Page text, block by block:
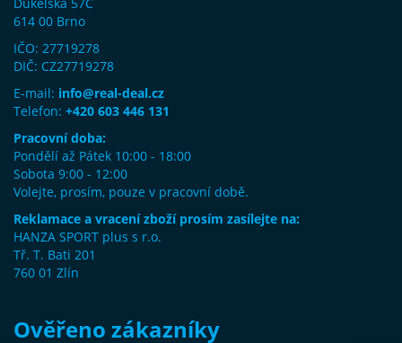
614 00 Brno
IČO: 27719278
DIČ: CZ27719278
E-mail: info@real-deal.cz
Telefon: +420 603 446 131
Pracovní doba:
Pondělí až Pátek 10:00 - 18:00
Sobota 9:00 - 12:00
Volejte, prosím, pouze v pracovní době.
Reklamace a vracení zboží prosím zasílejte na:
HANZA SPORT plus s r.o.
Tř. T. Bati 201
760 01 Zlín
Ověřeno zákazníky